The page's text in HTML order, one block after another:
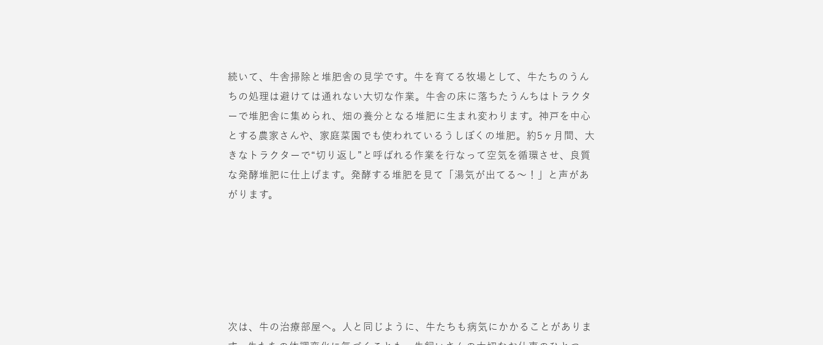
続いて、牛舎掃除と堆肥舎の見学です。牛を育てる牧場として、牛たちのうん
ちの処理は避けては通れない大切な作業。牛舎の床に落ちたうんちはトラクタ
ーで堆肥舎に集められ、畑の養分となる堆肥に生まれ変わります。神戸を中心
とする農家さんや、家庭菜園でも使われているうしぼくの堆肥。約5ヶ月間、大
きなトラクターで“切り返し”と呼ばれる作業を行なって空気を循環させ、良質
な発酵堆肥に仕上げます。発酵する堆肥を見て「湯気が出てる〜！」と声があ
がります。
次は、牛の治療部屋へ。人と同じように、牛たちも病気にかかることがありま